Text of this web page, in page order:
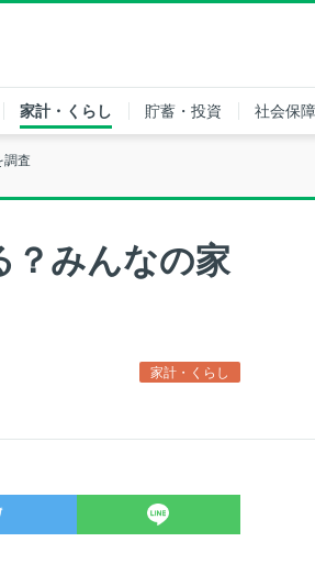
家計・くらし 貯蓄・投資 社会保
調査
？みんなの家
家計・くらし